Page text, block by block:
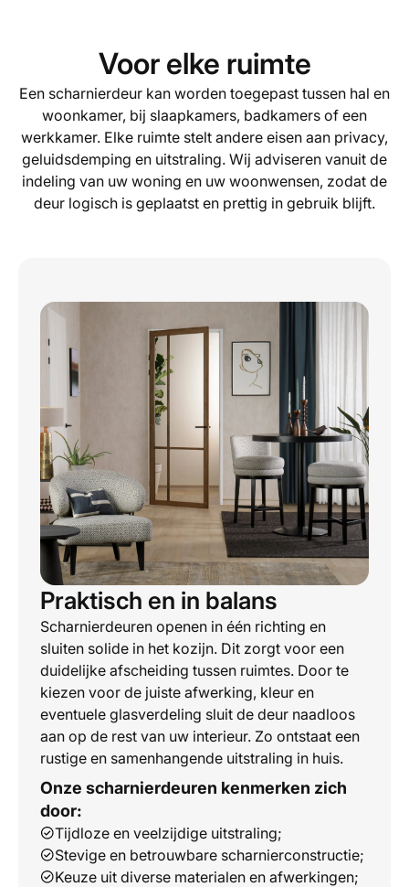
Voor elke ruimte
Een scharnierdeur kan worden toegepast tussen hal en
woonkamer, bij slaapkamers, badkamers of een
werkkamer. Elke ruimte stelt andere eisen aan privacy,
geluidsdemping en uitstraling. Wij adviseren vanuit de
indeling van uw woning en uw woonwensen, zodat de
deur logisch is geplaatst en prettig in gebruik blijft.
Praktisch en in balans
Scharnierdeuren openen in één richting en
sluiten solide in het kozijn. Dit zorgt voor een
duidelijke afscheiding tussen ruimtes. Door te
kiezen voor de juiste afwerking, kleur en
eventuele glasverdeling sluit de deur naadloos
aan op de rest van uw interieur. Zo ontstaat een
rustige en samenhangende uitstraling in huis.
Onze scharnierdeuren kenmerken zich
door:
Tijdloze en veelzijdige uitstraling;
Stevige en betrouwbare scharnierconstructie;
Keuze uit diverse materialen en afwerkingen;